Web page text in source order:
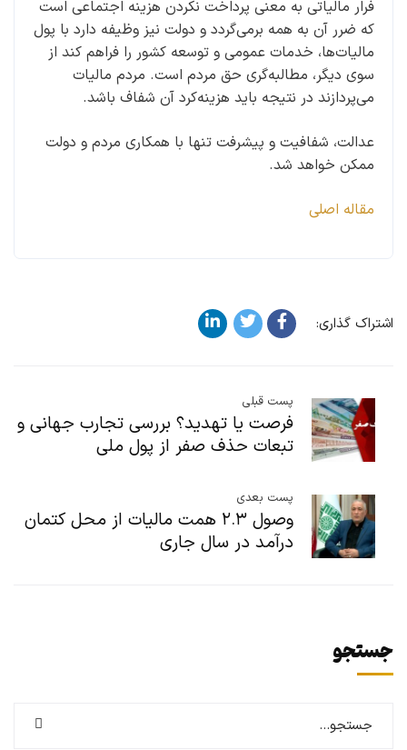
فرار مالیاتی به معنی پرداخت نکردن هزینه اجتماعی است
که ضرر آن به همه برمی‌گردد و دولت نیز وظیفه دارد با پول
مالیات‌ها، خدمات عمومی و توسعه کشور را فراهم کند از
سوی دیگر، مطالبه‌گری حق مردم است. مردم مالیات
می‌پردازند در نتیجه باید هزینه‌کرد آن شفاف باشد.
عدالت، شفافیت و پیشرفت تنها با همکاری مردم و دولت
ممکن خواهد شد.
مقاله اصلی
اشتراک گذاری:
پست قبلی
فرصت یا تهدید؟ بررسی تجارب جهانی و
تبعات حذف صفر از پول ملی
پست بعدی
وصول ۲.۳ همت مالیات از محل کتمان
درآمد در سال جاری
جستجو